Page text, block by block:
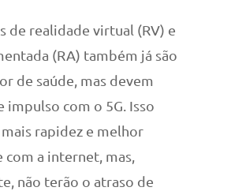
de realidade virtual (RV) e
(RA) também já são
de saúde, mas devem
impulso com o 5G. Isso
rapidez e melhor
com a internet, mas,
não terão o atraso de